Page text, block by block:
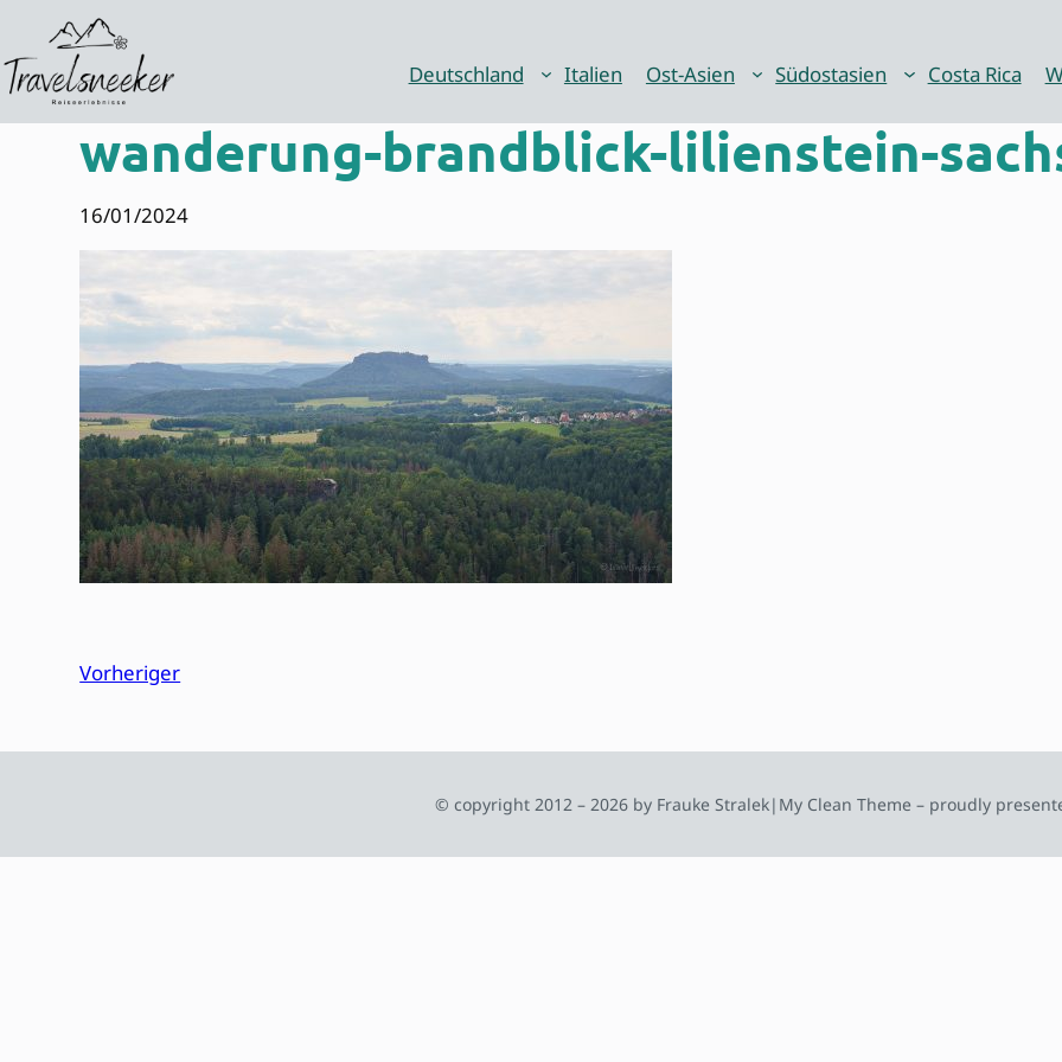
Inhalt
springen
Deutschland Italien Ost-Asien Südostasien Costa Rica
wanderung-brandblick-lilienstein-
16/01/2024
Vorheriger
© copyright 2012 – 2026 by Frauke Stralek| My Clean Theme – proudly